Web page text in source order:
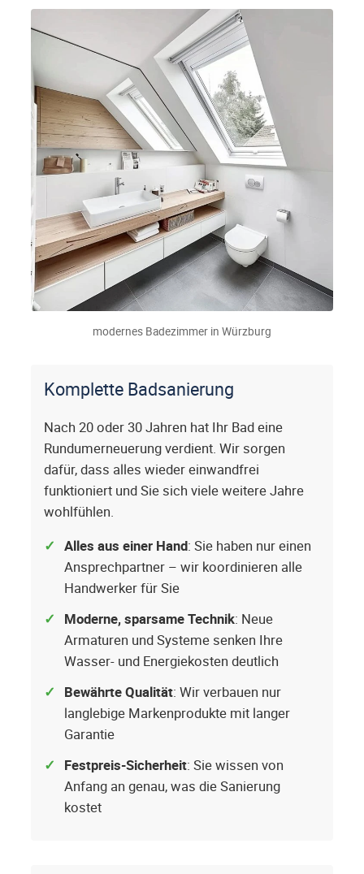
modernes Badezimmer in Würzburg
Komplette Badsanierung
Nach 20 oder 30 Jahren hat Ihr Bad eine
Rundumerneuerung verdient. Wir sorgen
dafür, dass alles wieder einwandfrei
funktioniert und Sie sich viele weitere Jahre
wohlfühlen.
Alles aus einer Hand: Sie haben nur einen
Ansprechpartner – wir koordinieren alle
Handwerker für Sie
Moderne, sparsame Technik: Neue
Armaturen und Systeme senken Ihre
Wasser- und Energiekosten deutlich
Bewährte Qualität: Wir verbauen nur
langlebige Markenprodukte mit langer
Garantie
Festpreis-Sicherheit: Sie wissen von
Anfang an genau, was die Sanierung
kostet